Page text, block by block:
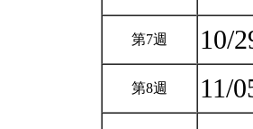
第7週 10/
第8週 11/